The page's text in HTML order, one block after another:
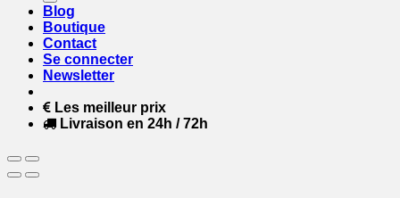
Blog
Boutique
Contact
Se connecter
Newsletter
Les meilleur prix
Livraison en 24h / 72h